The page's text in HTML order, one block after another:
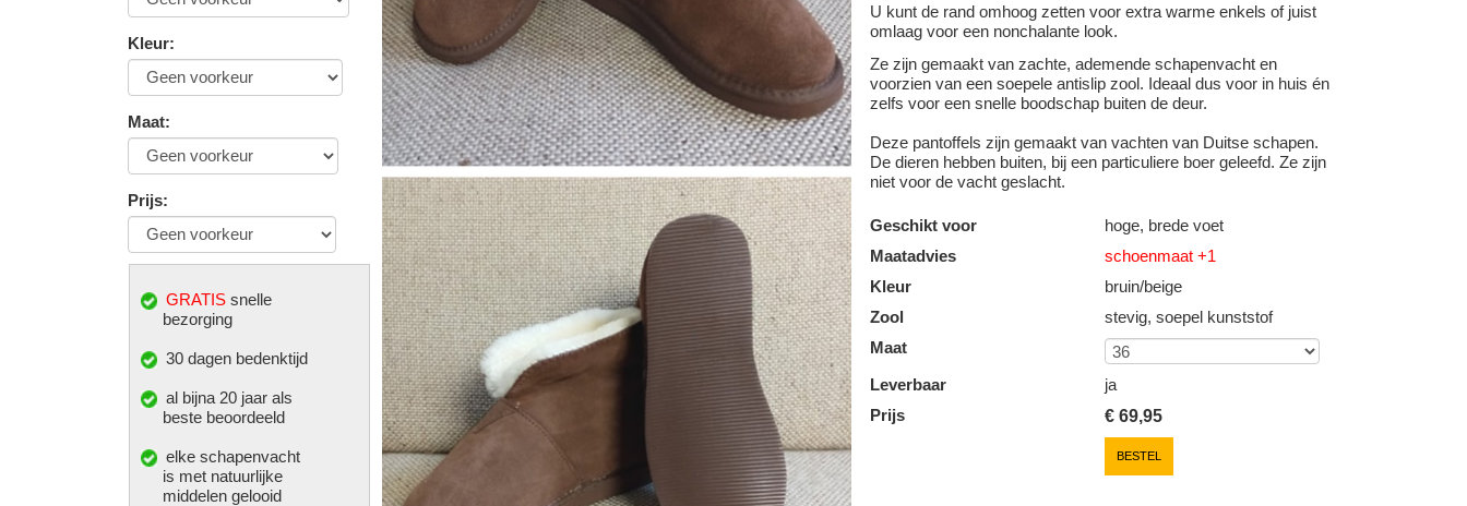
Kleur:
Maat:
Prijs:
GRATIS snelle
bezorging
30 dagen bedenktijd
al bijna 20 jaar als
beste beoordeeld
elke schapenvacht
is met natuurlijke
middelen gelooid
U kunt de rand omhoog zetten voor extra warme enkels of juist
omlaag voor een nonchalante look.
Ze zijn gemaakt van zachte, ademende schapenvacht en
voorzien van een soepele antislip zool. Ideaal dus voor in huis én
zelfs voor een snelle boodschap buiten de deur.
Deze pantoffels zijn gemaakt van vachten van Duitse schapen.
De dieren hebben buiten, bij een particuliere boer geleefd. Ze zijn
niet voor de vacht geslacht.
Geschikt voor
hoge, brede voet
Maatadvies
schoenmaat +1
Kleur
bruin/beige
Zool
stevig, soepel kunststof
Maat
Leverbaar
ja
Prijs
€69,95
BESTEL